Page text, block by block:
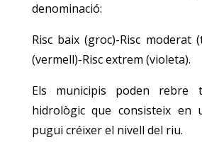
denominació:
Risc baix (groc)-Risc moderat
(vermell)-Risc extrem (violeta).
Els municipis poden rebre
hidrològic que consisteix en
pugui créixer el nivell del riu.